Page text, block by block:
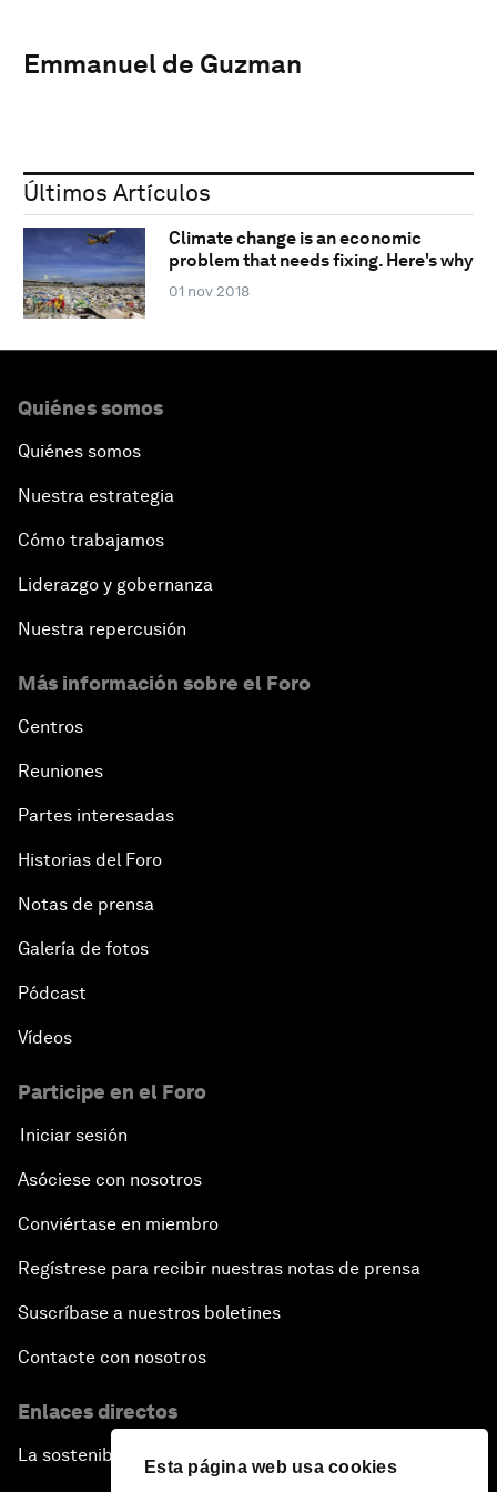
Esta página web usa cookies
Emmanuel de Guzman
Últimos Artículos
Climate change is an economic
problem that needs fixing. Here's why
01 nov 2018
Quiénes somos
Quiénes somos
Nuestra estrategia
Cómo trabajamos
Liderazgo y gobernanza
Nuestra repercusión
Más información sobre el Foro
Centros
Reuniones
Partes interesadas
Historias del Foro
Notas de prensa
Galería de fotos
Pódcast
Vídeos
Participe en el Foro
Iniciar sesión
Asóciese con nosotros
Conviértase en miembro
Regístrese para recibir nuestras notas de prensa
Suscríbase a nuestros boletines
Contacte con nosotros
Enlaces directos
La sostenibilidad en el Foro